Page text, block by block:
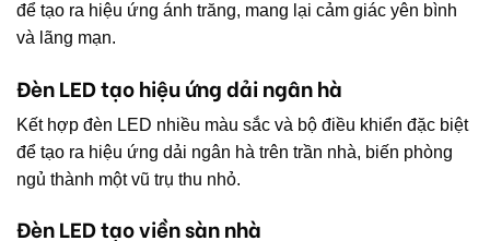
để tạo ra hiệu ứng ánh trăng, mang lại cảm giác yên bình
và lãng mạn.
Đèn LED tạo hiệu ứng dải ngân hà
Kết hợp đèn LED nhiều màu sắc và bộ điều khiển đặc biệt
để tạo ra hiệu ứng dải ngân hà trên trần nhà, biến phòng
ngủ thành một vũ trụ thu nhỏ.
Đèn LED tạo viền sàn nhà